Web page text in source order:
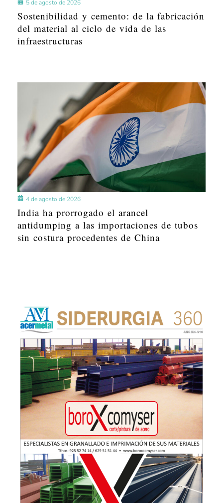
5 de agosto de 2026
Sostenibilidad y cemento: de la fabricación
del material al ciclo de vida de las
infraestructuras
4 de agosto de 2026
India ha prorrogado el arancel
antidumping a las importaciones de tubos
sin costura procedentes de China